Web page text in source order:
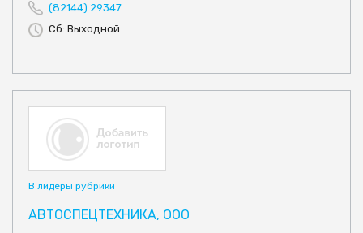
(82144) 29347
Сб: Выходной
В лидеры рубрики
АВТОСПЕЦТЕХНИКА, ООО